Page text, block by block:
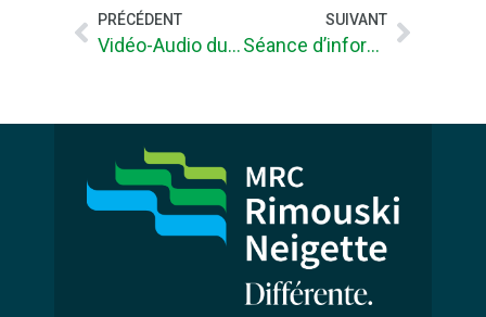
PRÉCÉDENT
Vidéo-Audio du conseil du 13 octobre 2021
SUIVANT
Séance d’information virtuelle pour devenir pompier (ière) à temps partiel